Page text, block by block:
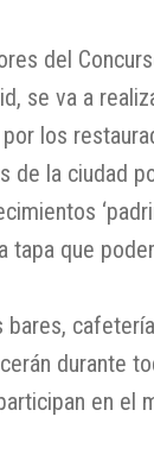
del
se va a
los
de la ciudad
tapa que
durante
en el